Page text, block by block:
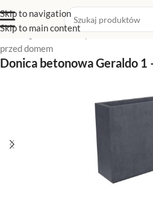
Skip to navigation
Skip to main content
Strona główna/Sklep z donicami/
przed domem
Donica betonowa Geraldo